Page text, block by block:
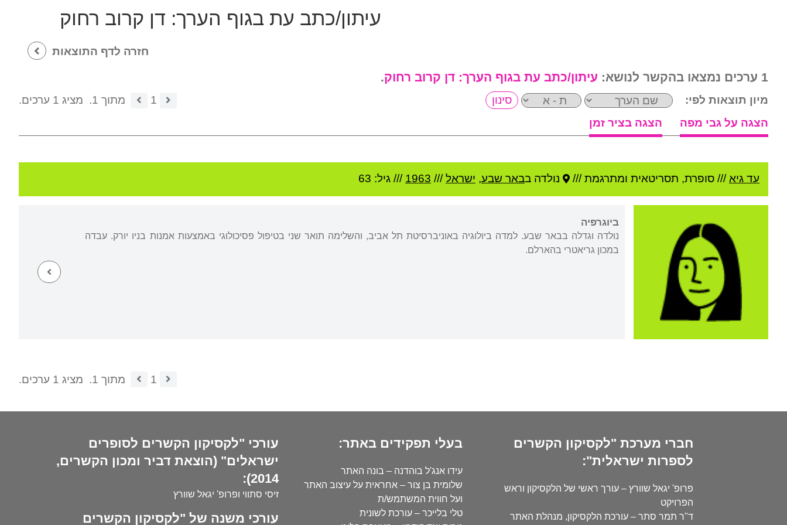
עיתון/כתב עת בגוף הערך: דן קרוב רחוק
חזרה לדף התוצאות
1 ערכים נמצאו בהקשר לנושא: עיתון/כתב עת בגוף הערך: דן קרוב רחוק.
מיון תוצאות לפי: 1 מתוך 1.
מציג 1 ערכים.
הצגה על גבי מפה
הצגה בציר זמן
עד גיא /// סופרת, תסריטאית ומתרגמת /// נולדה בבאר שבע, ישראל///
1963 /// גיל: 63
ביוגרפיה
נולדה וגדלה בבאר שבע. למדה ביולוגיה באוניברסיטת תל אביב, והשלימה תואר שני בטיפול פסיכולוגי באמצעות אמנות בניו יורק. עבדה
במכון גריאטרי בהארלם.
1 מתוך 1. מציג 1 ערכים.
חברי מערכת "לקסיקון הקשרים
לספרות ישראלית":
פרופ' יגאל שוורץ – עורך ראשי של הלקסיקון וראש
הפרויקט
ד"ר תמר סתר – עורכת הלקסיקון, מנהלת האתר
בעלי תפקידים באתר:
עידו אנג'ל בוהדנה – בונה האתר
שלומית בן צור – אחראית על עיצוב האתר
ועל חווית המשתמש/ת
טלי בלייכר – עורכת לשונית
עורכי "לקסיקון הקשרים לסופרים
ישראלים" (הוצאת דביר ומכון הקשרים,
2014):
זיסי סתווי ופרופ' יגאל שוורץ
עורכי משנה של "לקסיקון הקשרים